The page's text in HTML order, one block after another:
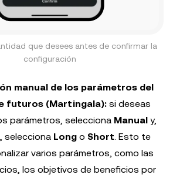
que desees antes de confirmar la
configuración
manual de los parámetros del
futuros (Martingala): si deseas
parámetros, selecciona Manual y,
selecciona Long o Short . Esto te
varios parámetros, como las
los objetivos de beneficios por